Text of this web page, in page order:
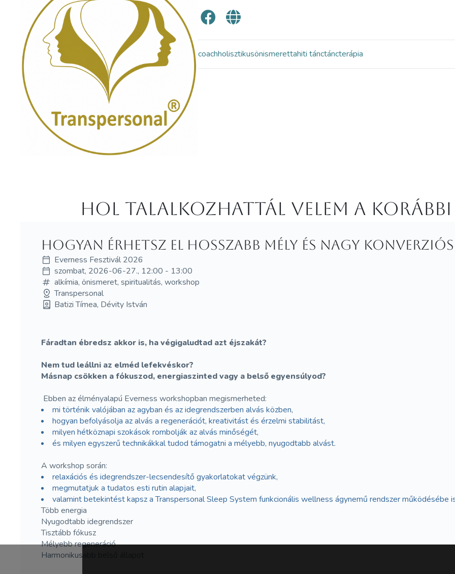
coachholisztikusönismerettahiti tánctáncterápia
Hol Talalkozhattál velem a korábbi
Hogyan érhetsz el hosszabb mély és nagy
Everness Fesztivál 2026
szombat, 2026-06-27., 12:00 - 13:00
alkímia, önismeret, spiritualitás, workshop
Transpersonal
Batizi Tímea, Dévity István
Fáradtan ébredsz akkor is, ha végigaludtad azt éjszakát?
Nem tud leállni az elméd lefekvéskor?
Másnap csökken a fókuszod, energiaszinted vagy a belső egyensúlyod?
Ebben az élményalapú Everness workshopban megismerheted:
mi történik valójában az agyban és az idegrendszerben alvás közben,
hogyan befolyásolja az alvás a regenerációt, kreativitást és érzelmi stabilitást,
milyen hétköznapi szokások rombolják az alvás minőségét,
és milyen egyszerű technikákkal tudod támogatni a mélyebb, nyugodtabb alvást.
A workshop során:
relaxációs és idegrendszer-lecsendesítő gyakorlatokat végzünk,
megmutatjuk a tudatos esti rutin alapjait,
valamint betekintést kapsz a Transpersonal Sleep System funkcionális wellness ágynemű rendszer működésébe
Több energia
Nyugodtabb idegrendszer
Tisztább fókusz
Mélyebb regeneráció
Harmonikusabb belső állapot